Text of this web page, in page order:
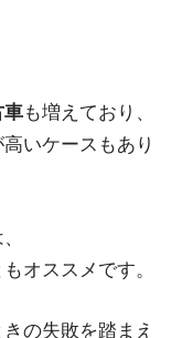
車も増えており、
いケースもあり
オススメです。
の失敗を踏まえ